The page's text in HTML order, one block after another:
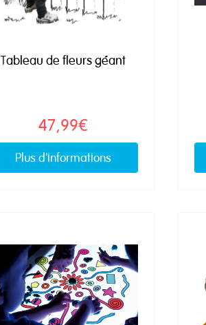
Tableau de fleurs géant
47,99€
Plus d'informations